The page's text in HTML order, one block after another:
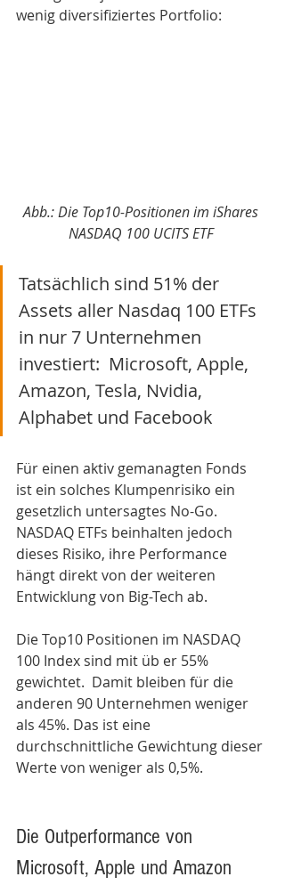
wenig diversifiziertes Portfolio:
Abb.: Die Top10-Positionen im iShares
NASDAQ 100 UCITS ETF
Tatsächlich sind 51% der
Assets aller Nasdaq 100 ETFs
in nur 7 Unternehmen
investiert:  Microsoft, Apple,
Amazon, Tesla, Nvidia,
Alphabet und Facebook
Für einen aktiv gemanagten Fonds
ist ein solches Klumpenrisiko ein
gesetzlich untersagtes No-Go.
NASDAQ ETFs beinhalten jedoch
dieses Risiko, ihre Performance
hängt direkt von der weiteren
Entwicklung von Big-Tech ab.
Die Top10 Positionen im NASDAQ
100 Index sind mit üb er 55%
gewichtet.  Damit bleiben für die
anderen 90 Unternehmen weniger
als 45%. Das ist eine
durchschnittliche Gewichtung dieser
Werte von weniger als 0,5%.
Die Outperformance von
Microsoft, Apple und Amazon